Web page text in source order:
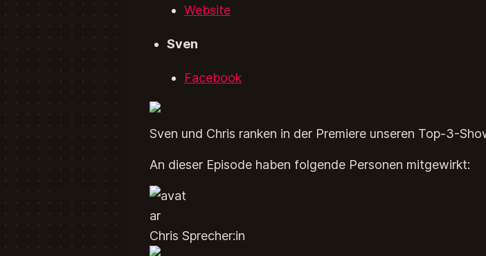
Website
Sven
Facebook
Sven und Chris ranken in der Premiere unseren Top-3-
An dieser Episode haben folgende Personen mitgewirkt:
Chris Sprecher:in